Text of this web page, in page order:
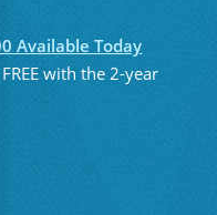
Available Today
with the 2-year